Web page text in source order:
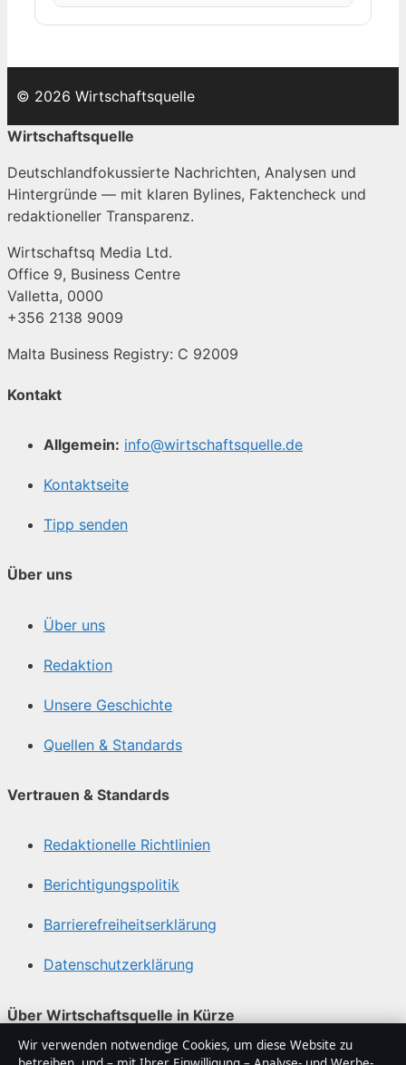
© 2026 Wirtschaftsquelle
Wirtschaftsquelle
Deutschlandfokussierte Nachrichten, Analysen und
Hintergründe — mit klaren Bylines, Faktencheck und
redaktioneller Transparenz.
Wirtschaftsq Media Ltd.
Office 9, Business Centre
Valletta, 0000
+356 2138 9009
Malta Business Registry: C 92009
Kontakt
Allgemein: info@wirtschaftsquelle.de
Kontaktseite
Tipp senden
Über uns
Über uns
Redaktion
Unsere Geschichte
Quellen & Standards
Vertrauen & Standards
Redaktionelle Richtlinien
Berichtigungspolitik
Barrierefreiheitserklärung
Datenschutzerklärung
Über Wirtschaftsquelle in Kürze
Wirtschaftsquelle ist ein unabhängiger digitaler
Wir verwenden notwendige Cookies, um diese Website zu